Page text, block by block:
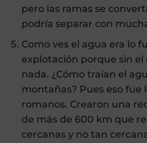
pero las ramas se
podría separar con
Como ves el agua era lo
explotación porque sin
nada. ¿Cómo traían el
montañas? Pues eso fue
romanos. Crearon una
de más de 600 km que
cercanas y no tan